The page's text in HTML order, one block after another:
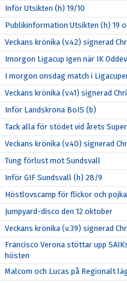
Inför Utsikten (h) 19/10
Publikinformation Utsikten (h) 19
Veckans krönika (v.42) signerad
Imorgon Ligacup igen när IK
I morgon onsdag match i
Veckans krönika (v.41) signerad
Inför Landskrona BoIS (b)
Tack alla för stödet vid årets
Veckans krönika (v.40) signerad
Tung förlust mot Sundsvall
Inför GIF Sundsvall (h) 28/9
Höstlovscamp för flickor och
Jumpyard-disco den 12 oktober
Veckans krönika (v.39) signerad
Francisco Verona stöttar upp
hösten
Malcom och Lucas på Regionalt